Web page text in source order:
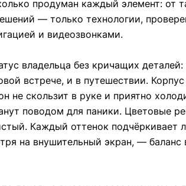
продуман каждый элемент: от
— только технологии,
и видеозвонками.
владельца без кричащих
встрече, и в путешествии.
скользит в руке и приятно
поводом для паники. Цветовые
Каждый оттенок подчёркивает
на внушительный экран, — баланс